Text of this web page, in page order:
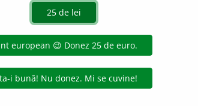
2004-2026 dexonline (https://dexonline.ro)
site, inclusiv prin orice metode de extragere automată
cu excepția seturilor de date oferite oficial spre utilizare